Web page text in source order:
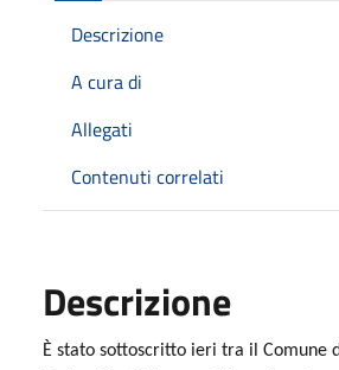
Descrizione
A cura di
Allegati
Contenuti correlati
Descrizione
È stato sottoscritto ieri tra il Comune